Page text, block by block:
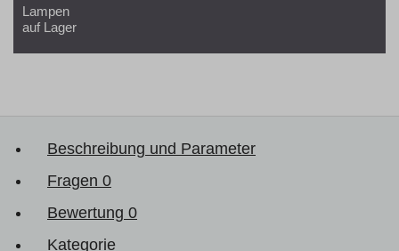
Lampen
auf Lager
Beschreibung und Parameter
Fragen 0
Bewertung 0
Kategorie